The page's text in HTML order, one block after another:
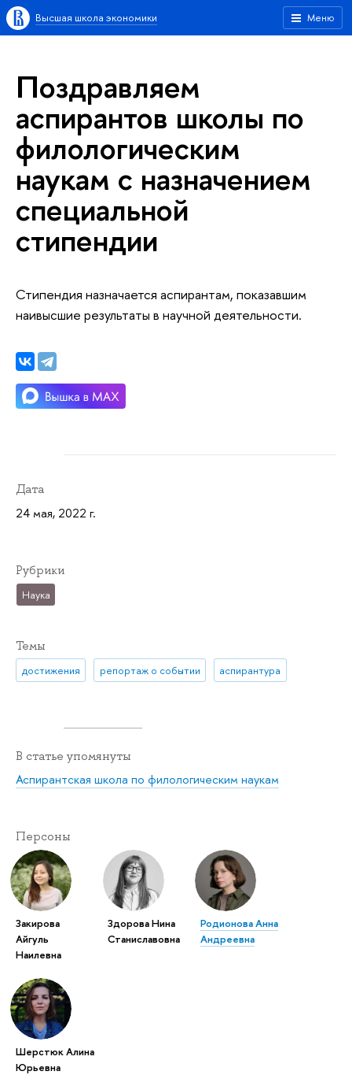
Меню
Высшая школа экономики
Поздравляем
аспирантов школы по
филологическим
наукам с назначением
специальной
стипендии
Стипендия назначается аспирантам, показавшим
наивысшие результаты в научной деятельности.
Дата
24 мая, 2022 г.
Рубрики
Наука
Темы
достижения репортаж о событии аспирантура
В статье упомянуты
Аспирантская школа по филологическим наукам
Персоны
Закирова
Айгуль
Наилевна
Здорова Нина
Станиславовна
Родионова Анна
Андреевна
Шерстюк Алина
Юрьевна